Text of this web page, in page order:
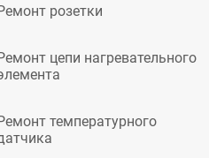
розетки
цепи нагревательного
температурного